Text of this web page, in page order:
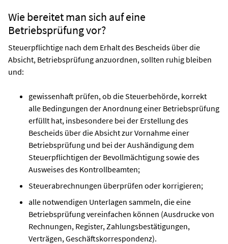
Wie bereitet man sich auf eine
Betriebsprüfung vor?
Steuerpflichtige nach dem Erhalt des Bescheids über die
Absicht, Betriebsprüfung anzuordnen, sollten ruhig bleiben
und:
gewissenhaft prüfen, ob die Steuerbehörde, korrekt
alle Bedingungen der Anordnung einer Betriebsprüfung
erfüllt hat, insbesondere bei der Erstellung des
Bescheids über die Absicht zur Vornahme einer
Betriebsprüfung und bei der Aushändigung dem
Steuerpflichtigen der Bevollmächtigung sowie des
Ausweises des Kontrollbeamten;
Steuerabrechnungen überprüfen oder korrigieren;
alle notwendigen Unterlagen sammeln, die eine
Betriebsprüfung vereinfachen können (Ausdrucke von
Rechnungen, Register, Zahlungsbestätigungen,
Verträgen, Geschäftskorrespondenz).